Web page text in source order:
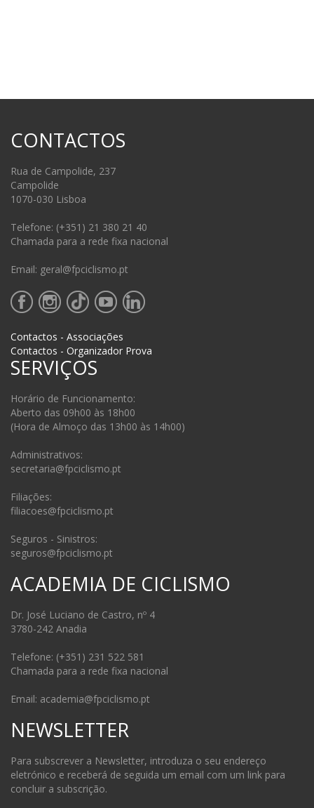
CONTACTOS
Rua de Campolide, 237
Campolide
1070-030 Lisboa
Telefone: (+351) 21 380 21 40
Chamada para a rede fixa nacional
Email: geral@fpciclismo.pt
Contactos - Associações
Contactos - Organizador Prova
SERVIÇOS
Horário de Funcionamento:
Aberto das 09h00 às 18h00
(Hora de Almoço das 13h00 às 14h00)
Administrativos:
secretaria@fpciclismo.pt
Filiações:
filiacoes@fpciclismo.pt
Seguros - Sinistros:
seguros@fpciclismo.pt
ACADEMIA DE CICLISMO
Dr. José Luciano de Castro, nº 4
3780-242 Anadia
Telefone: (+351) 231 522 581
Chamada para a rede fixa nacional
Email: academia@fpciclismo.pt
NEWSLETTER
Para subscrever a Newsletter, introduza o seu endereço
eletrónico e receberá de seguida um email com um link para
concluir a subscrição.